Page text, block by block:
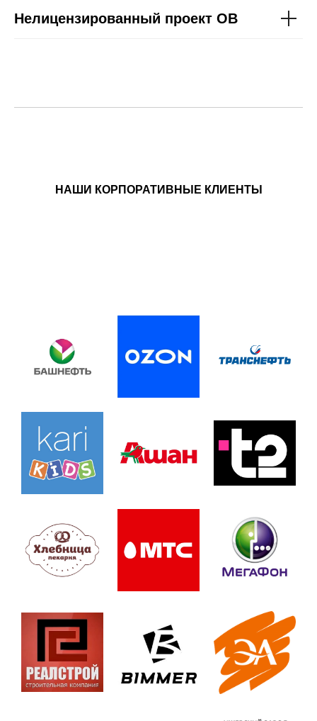
Нелицензированный проект ОВ
НАШИ КОРПОРАТИВНЫЕ КЛИЕНТЫ